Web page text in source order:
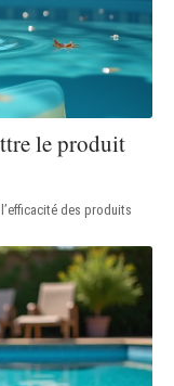
le produit
des produits